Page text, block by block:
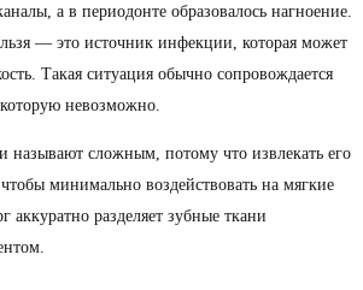
а в периодонте образовалось нагноение.
— это источник инфекции, которая может
Такая ситуация обычно сопровождается
невозможно.
называют сложным, потому что извлекать его
минимально воздействовать на мягкие
аккуратно разделяет зубные ткани